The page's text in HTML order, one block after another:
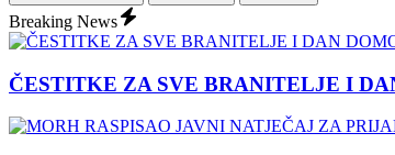
Breaking News
ČESTITKE ZA SVE BRANITELJE I